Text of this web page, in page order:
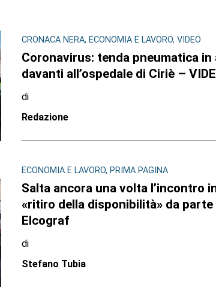
CRONACA NERA, ECONOMIA E LAVORO, VIDEO
Coronavirus: tenda pneumatica
davanti all’ospedale di Ciriè –
di
Redazione
ECONOMIA E LAVORO, PRIMA PAGINA
Salta ancora una volta l’incontro
«ritiro della disponibilità» da
Elcograf
di
Stefano Tubia